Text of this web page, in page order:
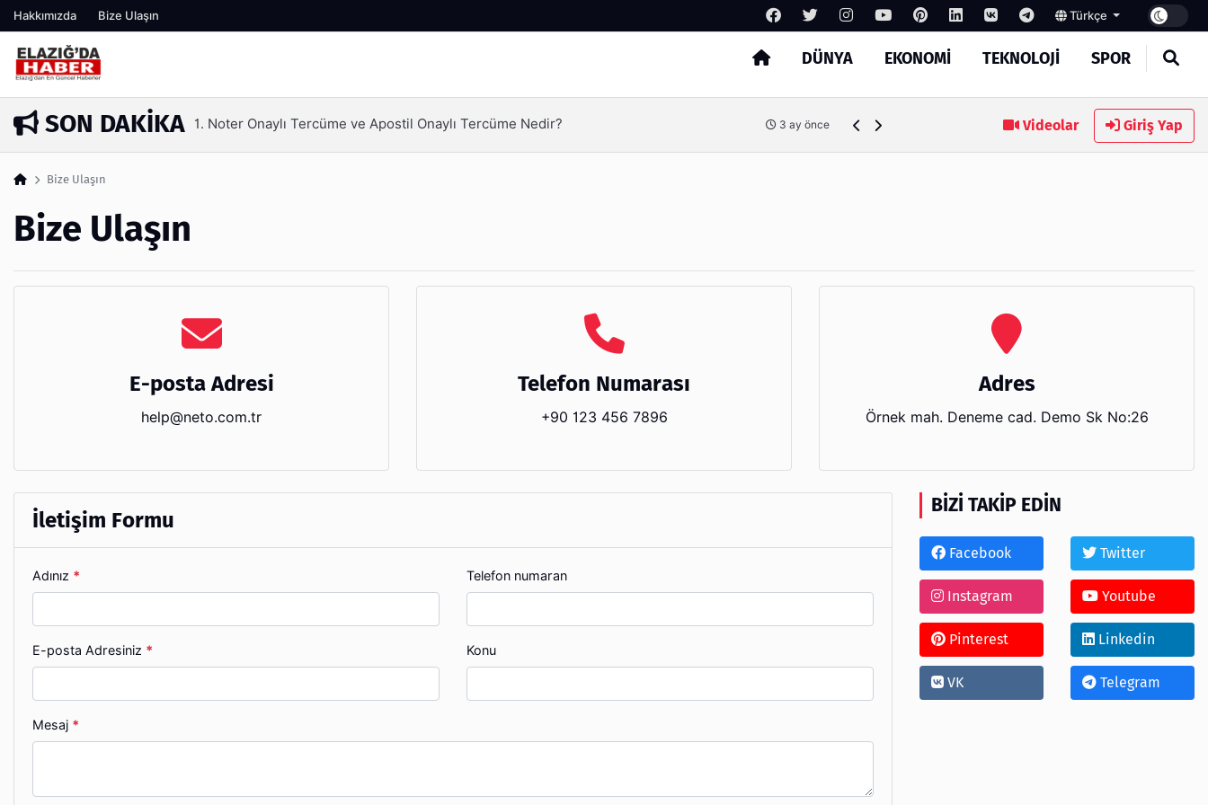
Hakkımızda Bize Ulaşın Türkçe
DÜNYA EKONOMI TEKNOLOJI SPOR
Arama
SON DAKIKA
2 ay önce 1. Noter Onaylı Tercüme ve Apostil Onaylı Tercüme Nedir? 3 ay önce Kaş Laminasyonu Nedir ve Neden Tercih Edilir?
Videolar Giriş Yap
Bize Ulaşın
Bize Ulaşın
E-posta Adresi
help@neto.com.tr
Telefon Numarası
+90 123 456 7896
Adres
Örnek mah. Deneme cad. Demo Sk No:26
İletişim Formu
Adınız * Telefon numaran
E-posta Adresiniz * Konu
Mesaj *
BIZI TAKIP EDIN
Facebook Twitter
Instagram Youtube
Pinterest Linkedin
VK Telegram